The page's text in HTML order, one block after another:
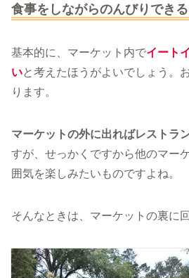
食事をしながらのんびりできる
基本的に、マーケット内でイート
いと考えたほうがよいでしょう。
ります。
マーケットの外に出ればレストラ
すが、せっかくですから他のマー
囲気を楽しみたいものですよね。
そんなときは、マーケットの裏に